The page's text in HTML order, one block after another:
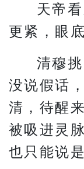
天帝
更紧，眼
清穆
没说假话
清，待醒
被吸进灵
也只能说